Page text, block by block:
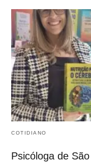
COTIDIANO
Psicóloga de